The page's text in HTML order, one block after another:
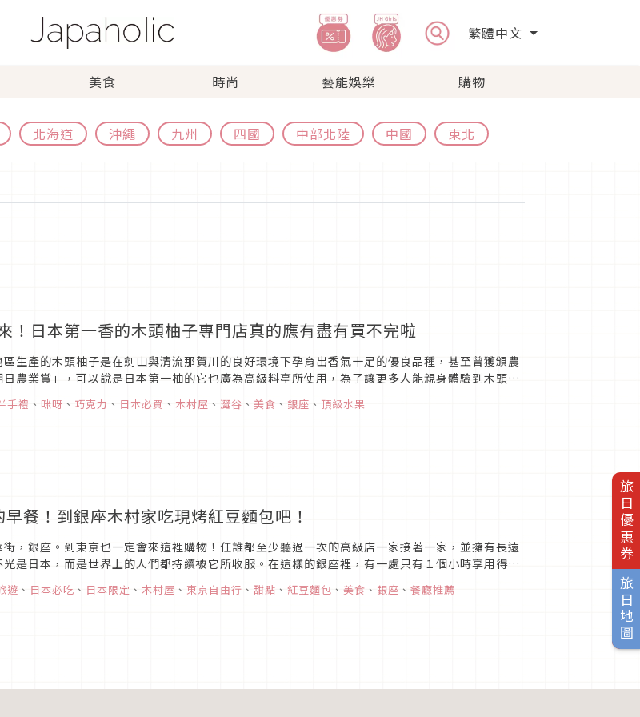
繁體中文
美食 時尚 藝能娛樂 購物
北海道 沖繩 九州 四國 中部北陸 中國 東北
旅日優惠券
旅日地圖
！日本第一香的木頭柚子專門店真的應有盡有買不完啦
生產的木頭柚子是在劍山與清流那賀川的良好環境下孕育出香氣十足的優良品種，甚至曾獲頒農
農業賞」，可以說是日本第一柚的它也廣為高級料亭所使用，為了讓更多人能親身體驗到木頭柚
KAORU-KITO YUZU-」專門店，若你是喜愛柚子與和風滋味的朋友請...
手禮 、 咪呀 、 巧克力 、 日本必買 、 木村屋 、 澀谷 、 美食 、 銀座 、 頂級水果
餐！到銀座木村家吃現烤紅豆麵包吧！
，銀座。到東京也一定會來這裡購物！任誰都至少聽過一次的高級店一家接著一家，並擁有長遠
是日本，而是世界上的人們都持續被它所收服。在這樣的銀座裡，有一處只有１個小時享用得到
遊 、 日本必吃 、 日本限定 、 木村屋 、 東京自由行 、 甜點 、 紅豆麵包 、 美食 、 銀座 、 餐廳推薦